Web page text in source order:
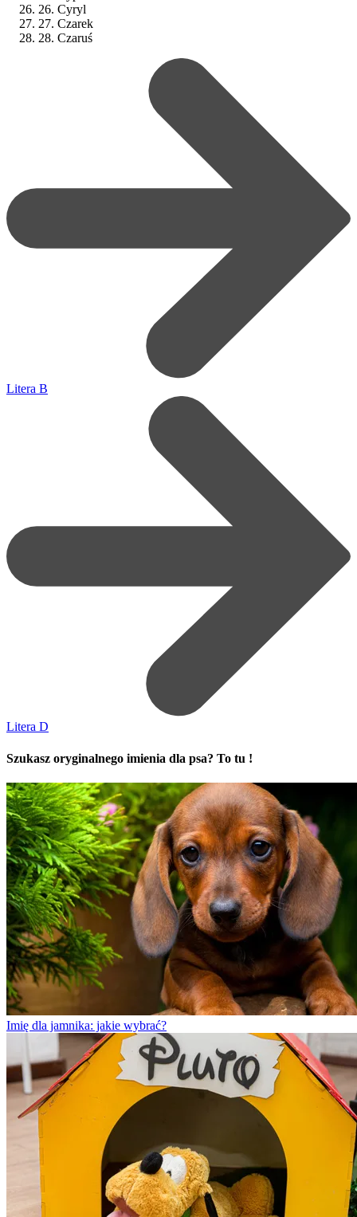
26. Cyryl
27. Czarek
28. Czaruś
Litera B
Litera D
Szukasz oryginalnego imienia dla psa? To tu !
Imię dla jamnika: jakie wybrać?